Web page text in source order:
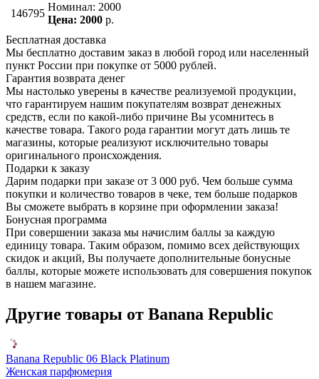
146795
Номинал: 2000
Цена: 2000 р.
Бесплатная доставка
Мы бесплатно доставим заказ в любой город или населенный
пункт России при покупке от 5000 рублей.
Гарантия возврата денег
Мы настолько уверены в качестве реализуемой продукции,
что гарантируем нашим покупателям возврат денежных
средств, если по какой-либо причине Вы усомнитесь в
качестве товара. Такого рода гарантии могут дать лишь те
магазины, которые реализуют исключительно товары
оригинального происхождения.
Подарки к заказу
Дарим подарки при заказе от 3 000 руб. Чем больше сумма
покупки и количество товаров в чеке, тем больше подарков
Вы сможете выбрать в корзине при оформлении заказа!
Бонусная программа
При совершении заказа мы начислим баллы за каждую
единицу товара. Таким образом, помимо всех действующих
скидок и акций, Вы получаете дополнительные бонусные
баллы, которые можете использовать для совершения покупок
в нашем магазине.
Другие товары от Banana Republic
Banana Republic 06 Black Platinum
Женская парфюмерия